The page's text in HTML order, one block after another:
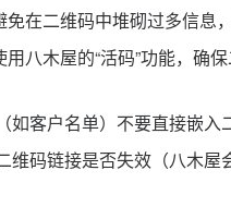
免在二维码中堆砌过多信息
八木屋的“活码”功能，确
如客户名单）不要直接嵌入
维码链接是否失效（八木屋